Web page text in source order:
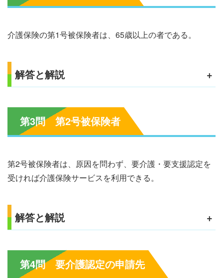
介護保険の第1号被保険者は、65歳以上の者である。
解答と解説 +
第3問 第2号被保険者
第2号被保険者は、原因を問わず、要介護・要支援認定を
受ければ介護保険サービスを利用できる。
解答と解説 +
第4問 要介護認定の申請先